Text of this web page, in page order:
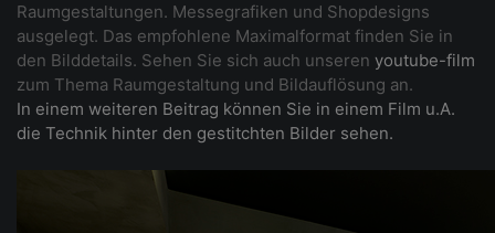
Raumgestaltungen. Messegrafiken und Shopdesigns
ausgelegt. Das empfohlene Maximalformat finden Sie in
den Bilddetails. Sehen Sie sich auch unseren youtube-film
zum Thema Raumgestaltung und Bildauflösung an.
In einem weiteren Beitrag können Sie in einem Film u.A.
die Technik hinter den gestitchten Bilder sehen.